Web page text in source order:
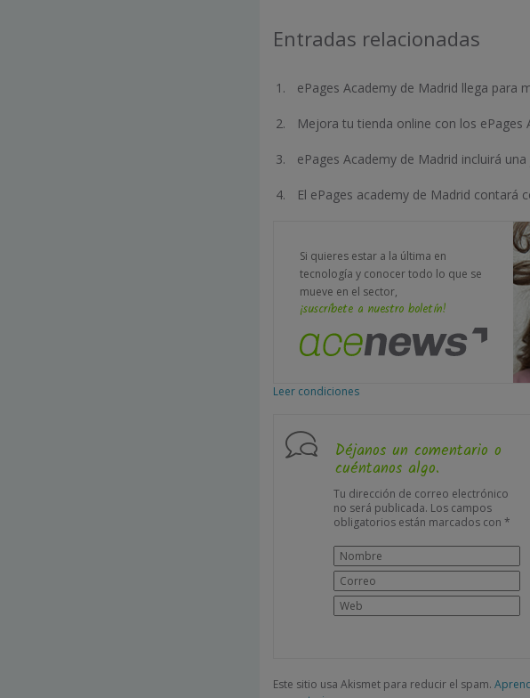
Entradas relacionadas
ePages Academy de Madrid llega para
Mejora tu tienda online con los ePages
ePages Academy de Madrid incluirá
El ePages academy de Madrid contará
Si quieres estar a la última en
tecnología y conocer todo lo que se
mueve en el sector,
¡suscríbete a nuestro boletín!
Leer condiciones
Déjanos un comentario o
cuéntanos algo.
Tu dirección de correo electrónico
no será publicada. Los campos
obligatorios están marcados con *
Este sitio usa Akismet para reducir el spam.